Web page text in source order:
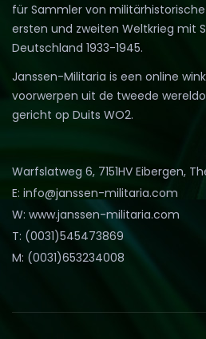
für Sammler von
ersten und zweiten Weltkrieg mit
Deutschland 1933-1945.
Janssen-Militaria is een online
voorwerpen uit de tweede
gericht op Duits WO2.
Warfslatweg 6, 7151HV Eibergen,
E: info@janssen-militaria.com
W: www.janssen-militaria.com
T: (0031)545473869
M: (0031)653234008